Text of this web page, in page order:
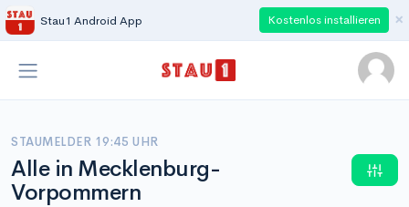
Stau1 Android App Kostenlos installieren ×
STAUMELDER 19:45 UHR
Alle in Mecklenburg-
Vorpommern